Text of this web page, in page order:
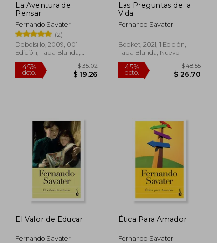
La Aventura de
Pensar
Fernando Savater
(2)
Debolsillo, 2009, 001
Edición, Tapa Blanda,
Nuevo
Las Preguntas de la
Vida
Fernando Savater
Booket, 2021, 1 Edición,
Tapa Blanda, Nuevo
45%
dcto.
El Valor de Educar
Fernando Savater
Ética Para Amador
Fernando Savater